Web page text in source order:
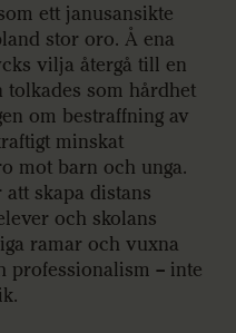
ett janusansikte
stor oro. Å ena
vilja återgå till en
som hårdhet
om bestraffning av
minskat
mot barn och unga.
skapa distans
och skolans
ramar och vuxna
professionalism – inte